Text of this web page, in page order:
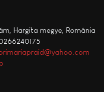
Hargita megye, Románia